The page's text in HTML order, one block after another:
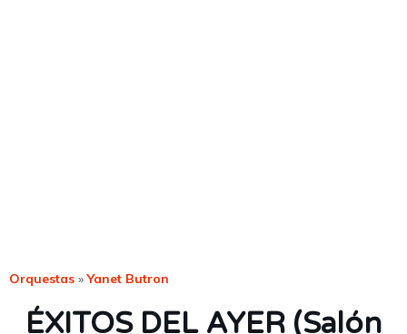
Orquestas »Yanet Butron
ÉXITOS DEL AYER (Salón